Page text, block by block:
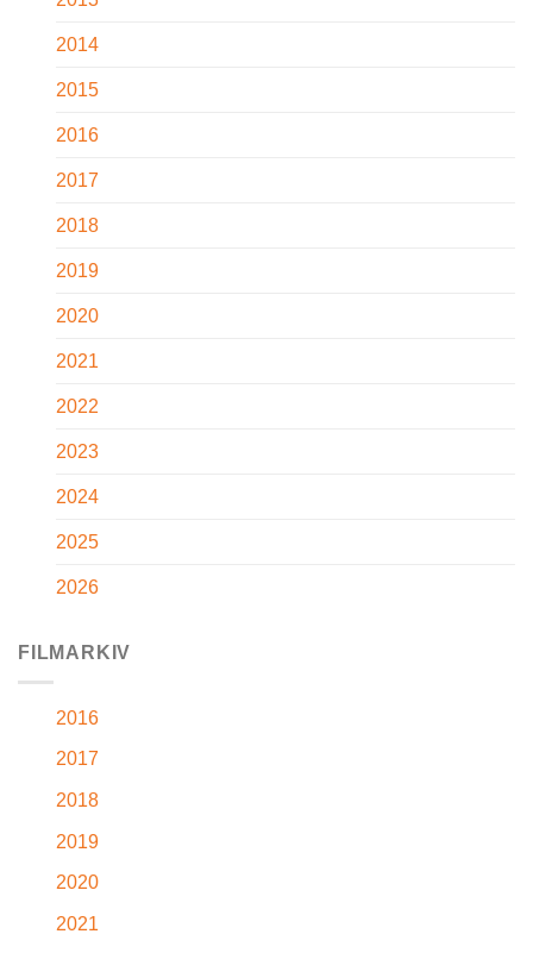
2014
2015
2016
2017
2018
2019
2020
2021
2022
2023
2024
2025
2026
FILMARKIV
2016
2017
2018
2019
2020
2021